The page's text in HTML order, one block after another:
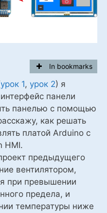
In bookmarks
урок 1, урок 2) я
панели
панелью с помощью
как решать
платой Arduino с
HMI.
предыдущего
вентилятором,
при превышении
предела, и
температуры ниже